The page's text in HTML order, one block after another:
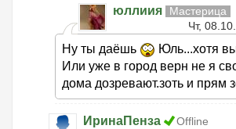
юллиия Мастерица
Чт,
Ну ты даёшь
Юль...хотя
Или уже в город верн не я
дома дозревают.зоть и прям
ИринаПенза
Offline